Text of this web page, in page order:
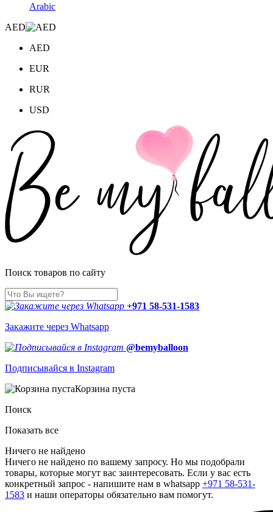
Arabic
AED
AED
EUR
RUR
USD
Поиск товаров по сайту
+971 58-531-1583
Закажите через Whatsapp
@bemyballoon
Подписывайся в Instagram
Корзина пуста
Поиск
Показать все
Ничего не найдено
Ничего не найдено по вашему запросу. Но мы подобрали
товары, которые могут вас заинтересовать. Если у вас есть
конкретный запрос - напишите нам в whatsapp +971 58-531-
1583 и наши операторы обязательно вам помогут.